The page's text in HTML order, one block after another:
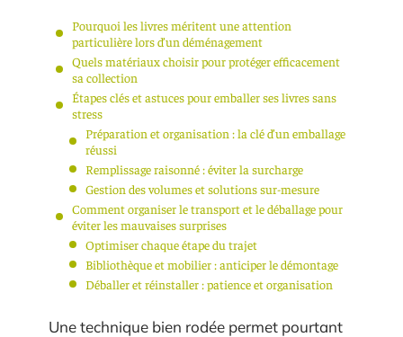
Pourquoi les livres méritent une attention
particulière lors d’un déménagement
Quels matériaux choisir pour protéger efficacement
sa collection
Étapes clés et astuces pour emballer ses livres sans
stress
Préparation et organisation : la clé d’un emballage
réussi
Remplissage raisonné : éviter la surcharge
Gestion des volumes et solutions sur-mesure
Comment organiser le transport et le déballage pour
éviter les mauvaises surprises
Optimiser chaque étape du trajet
Bibliothèque et mobilier : anticiper le démontage
Déballer et réinstaller : patience et organisation
Une technique bien rodée permet pourtant